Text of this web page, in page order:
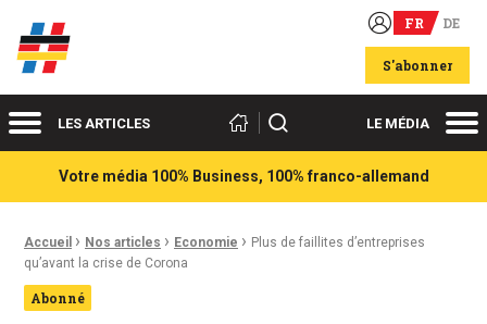
Acteurs du franco-allemand FR DE
S'abonner
MenuLES ARTICLES Rechercher LE MÉDIA
Votre média 100% Business, 100% franco-allemand
Fil d'Ariane :
Accueil › Nos articles › Economie › Plus de faillites d’entreprises
qu’avant la crise de Corona
Abonné